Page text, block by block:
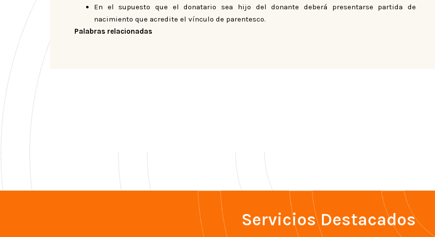
En el supuesto que el donatario sea hijo del donante deberá presentarse partida de
nacimiento que acredite el vínculo de parentesco.
Palabras relacionadas
Servicios Destacados